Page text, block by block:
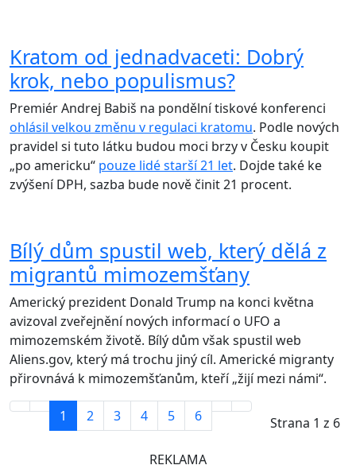
Kratom od jednadvaceti: Dobrý
krok, nebo populismus?
Premiér Andrej Babiš na pondělní tiskové konferenci
ohlásil velkou změnu v regulaci kratomu. Podle nových
pravidel si tuto látku budou moci brzy v Česku koupit
„po americku“ pouze lidé starší 21 let. Dojde také ke
zvýšení DPH, sazba bude nově činit 21 procent.
Bílý dům spustil web, který dělá z
migrantů mimozemšťany
Americký prezident Donald Trump na konci května
avizoval zveřejnění nových informací o UFO a
mimozemském životě. Bílý dům však spustil web
Aliens.gov, který má trochu jiný cíl. Americké migranty
přirovnává k mimozemšťanům, kteří „žijí mezi námi“.
Strana 1 z 6
1 2 3 4 5 6
REKLAMA